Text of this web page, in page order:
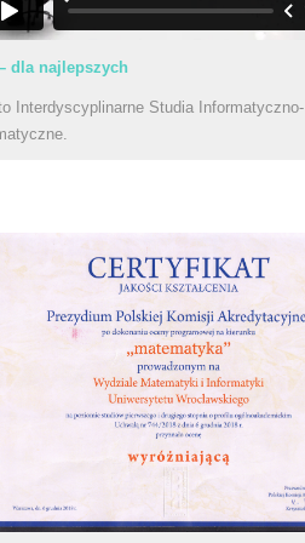
dla najlepszych
Interdyscyplinarne Studia Informatyczno-